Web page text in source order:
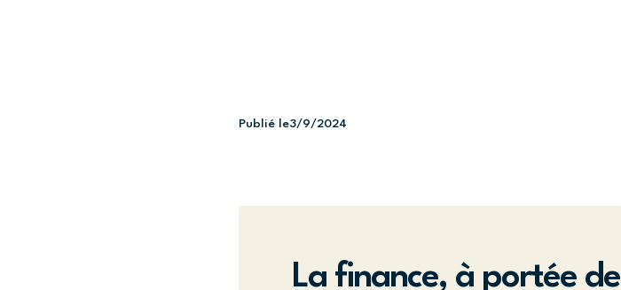
Publié le3/9/2024
La finance, à portée de